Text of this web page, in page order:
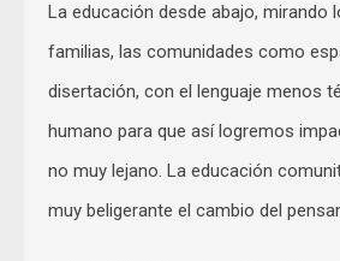
La educación desde abajo, mirando
familias, las comunidades como
disertación, con el lenguaje menos
humano para que así logremos
no muy lejano. La educación
muy beligerante el cambio del